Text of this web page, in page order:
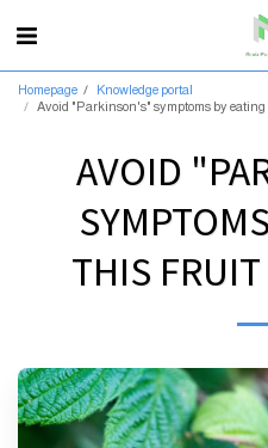
Homepage
Knowledge portal
Avoid "Parkinson's" symptoms by
AVOID
THIS FRUIT